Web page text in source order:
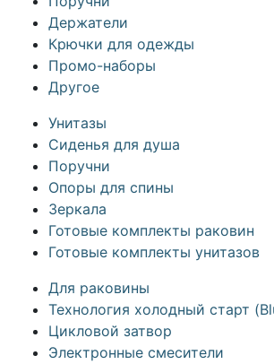
Держатели
Крючки для одежды
Промо-наборы
Другое
Унитазы
Сиденья для душа
Поручни
Опоры для спины
Зеркала
Готовые комплекты раковин
Готовые комплекты унитазов
Для раковины
Технология холодный старт
Цикловой затвор
Электронные смесители